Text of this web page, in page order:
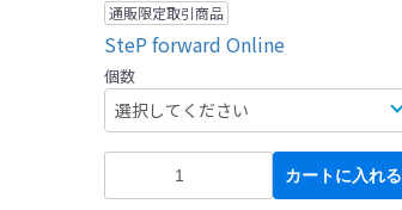
通販限定取引商品
SteP forward Online
個数
カートに入れる